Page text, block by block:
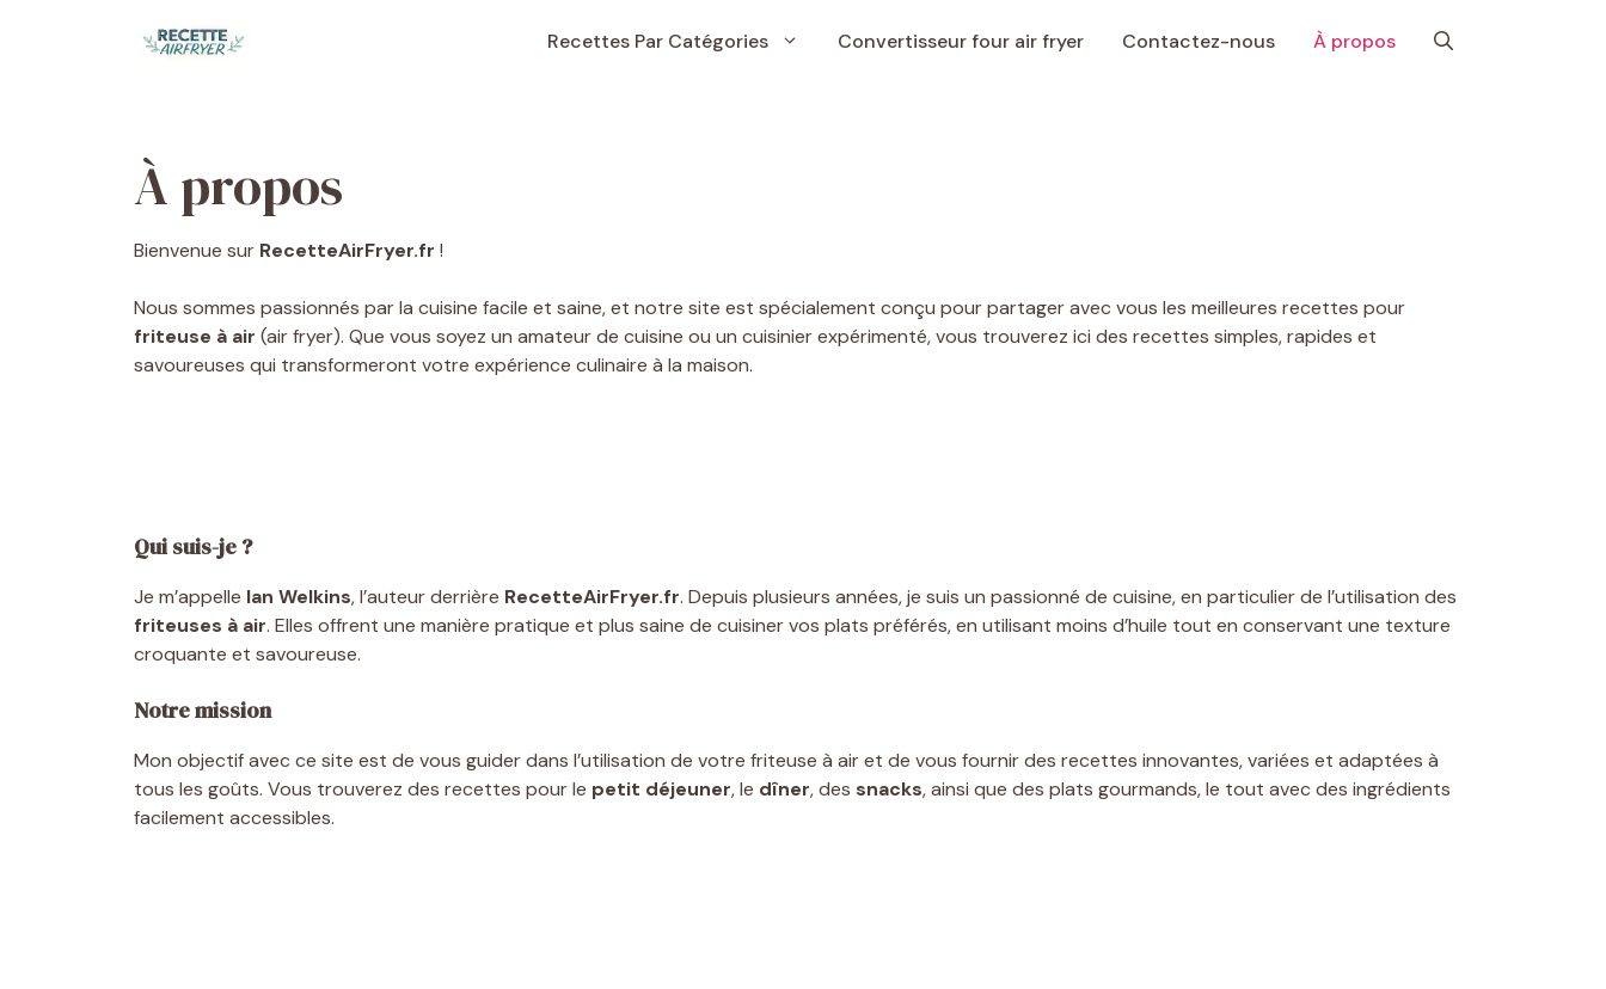
Recettes Par Catégories Convertisseur four air fryer Contactez-nous À propos
À propos
Bienvenue sur RecetteAirFryer.fr !
Nous sommes passionnés par la cuisine facile et saine, et notre site est spécialement conçu pour partager avec vous les meilleures recettes pour
friteuse à air (air fryer). Que vous soyez un amateur de cuisine ou un cuisinier expérimenté, vous trouverez ici des recettes simples, rapides et
savoureuses qui transformeront votre expérience culinaire à la maison.
Qui suis-je ?
Je m’appelle Ian Welkins, l’auteur derrière RecetteAirFryer.fr. Depuis plusieurs années, je suis un passionné de cuisine, en particulier de l’utilisation des
friteuses à air. Elles offrent une manière pratique et plus saine de cuisiner vos plats préférés, en utilisant moins d’huile tout en conservant une texture
croquante et savoureuse.
Notre mission
Mon objectif avec ce site est de vous guider dans l’utilisation de votre friteuse à air et de vous fournir des recettes innovantes, variées et adaptées à
tous les goûts. Vous trouverez des recettes pour le petit déjeuner, le dîner, des snacks, ainsi que des plats gourmands, le tout avec des ingrédients
facilement accessibles.